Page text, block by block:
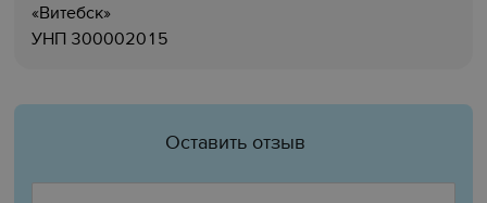
«‎Витебск»‎
УНП 300002015
Оставить отзыв